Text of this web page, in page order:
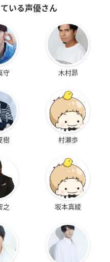
いる声優さん
守 木村昴
樹 村瀬歩
之 坂本真綾